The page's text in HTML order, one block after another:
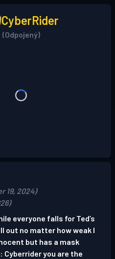
CyberRider
(Odpojený)
19, 2024)
everyone falls for Ted’s
out no matter how weak I
but has a mask
Cyberrider you are the